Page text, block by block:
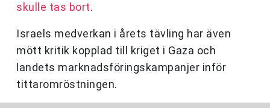
skulle tas bort.
Israels medverkan i årets tävling har även
mött kritik kopplad till kriget i Gaza och
landets marknadsföringskampanjer inför
tittaromröstningen.